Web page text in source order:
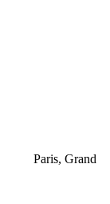
Paris, Grand